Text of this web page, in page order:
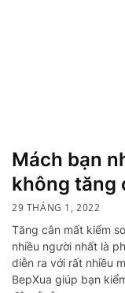
Mách bạn
không tăng
29 THÁNG 1, 2022
Tăng cân mất kiểm
nhiều người nhất là
diễn ra với rất nhiều
BepXua giúp bạn